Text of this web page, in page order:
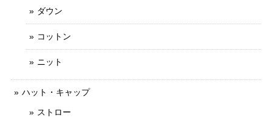
ダウン
コットン
ニット
ハット・キャップ
ストロー